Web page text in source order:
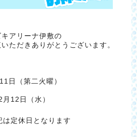
キアリーナ伊敷の
ただきありがとうございます。
日（第二火曜）
月12日（水）
は定休日となります